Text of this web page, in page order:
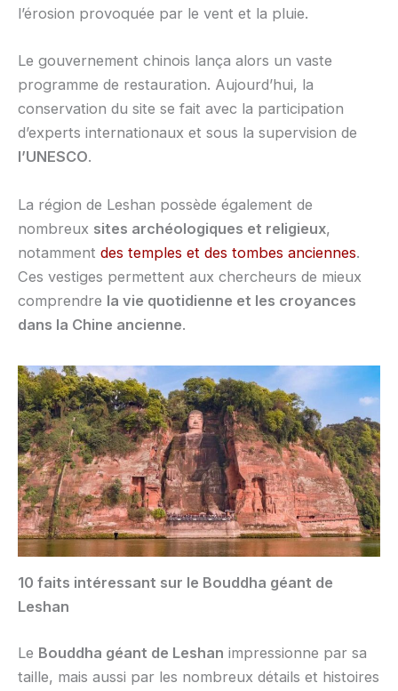
l’érosion provoquée par le vent et la pluie.
Le gouvernement chinois lança alors un vaste
programme de restauration. Aujourd’hui, la
conservation du site se fait avec la participation
d’experts internationaux et sous la supervision de
l’UNESCO.
La région de Leshan possède également de
nombreux sites archéologiques et religieux,
notamment des temples et des tombes anciennes.
Ces vestiges permettent aux chercheurs de mieux
comprendre la vie quotidienne et les croyances
dans la Chine ancienne.
10 faits intéressant sur le Bouddha géant de
Leshan
Le Bouddha géant de Leshan impressionne par sa
taille, mais aussi par les nombreux détails et histoires